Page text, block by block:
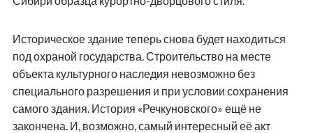
Историческое здание теперь снова будет находиться
под охраной государства. Строительство на месте
объекта культурного наследия невозможно без
специального разрешения и при условии сохранения
самого здания. История «Речкуновского» ещё не
закончена. И, возможно, самый интересный её акт